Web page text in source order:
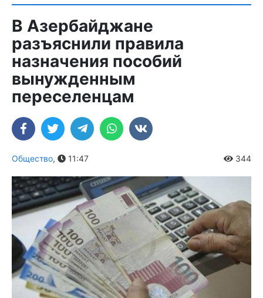
В Азербайджане
разъяснили правила
назначения пособий
вынужденным
переселенцам
Общество, 11:47 344